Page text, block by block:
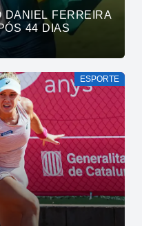
DANIEL FERREIRA
44 DIAS
ESPORTE